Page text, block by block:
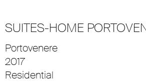
SUITES-HOME
Portovenere
2017
Residential